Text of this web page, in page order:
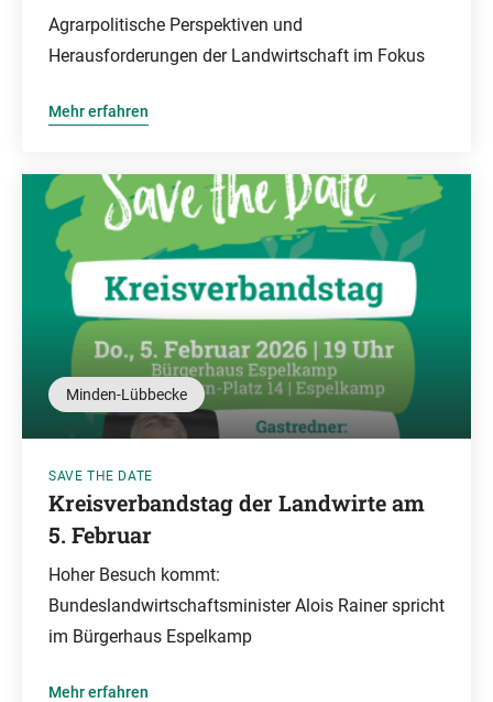
Agrarpolitische Perspektiven und
Herausforderungen der Landwirtschaft im Fokus
Mehr erfahren
Minden-Lübbecke
SAVE THE DATE
Kreisverbandstag der Landwirte am
5. Februar
Hoher Besuch kommt:
Bundeslandwirtschaftsminister Alois Rainer spricht
im Bürgerhaus Espelkamp
Mehr erfahren